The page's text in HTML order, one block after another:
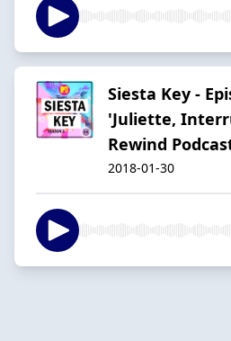
Siesta Key -
'Juliette,
Rewind
2018-01-30